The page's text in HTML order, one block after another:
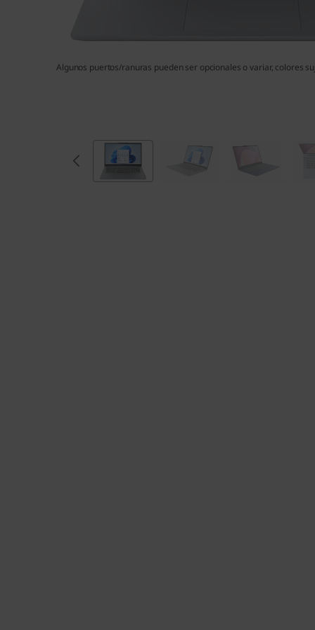
Algunos puertos/ranuras pueden ser opcionales o variar, colores